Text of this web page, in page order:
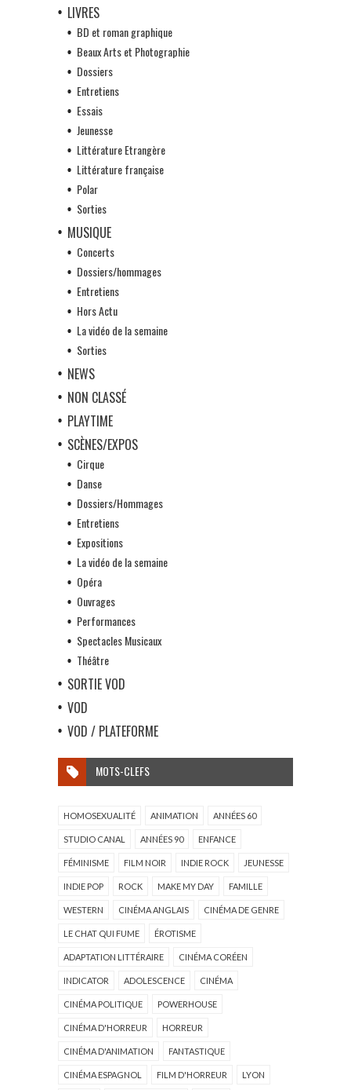
LIVRES
BD et roman graphique
Beaux Arts et Photographie
Dossiers
Entretiens
Essais
Jeunesse
Littérature Etrangère
Littérature française
Polar
Sorties
MUSIQUE
Concerts
Dossiers/hommages
Entretiens
Hors Actu
La vidéo de la semaine
Sorties
NEWS
NON CLASSÉ
PLAYTIME
SCÈNES/EXPOS
Cirque
Danse
Dossiers/Hommages
Entretiens
Expositions
La vidéo de la semaine
Opéra
Ouvrages
Performances
Spectacles Musicaux
Théâtre
SORTIE VOD
VOD
VOD / PLATEFORME
MOTS-CLEFS
HOMOSEXUALITÉ ANIMATION ANNÉES 60
STUDIO CANAL ANNÉES 90 ENFANCE
FÉMINISME FILM NOIR INDIE ROCK JEUNESSE
INDIE POP ROCK MAKE MY DAY FAMILLE
WESTERN CINÉMA ANGLAIS CINÉMA DE GENRE
LE CHAT QUI FUME ÉROTISME
ADAPTATION LITTÉRAIRE CINÉMA CORÉEN
INDICATOR ADOLESCENCE CINÉMA
CINÉMA POLITIQUE POWERHOUSE
CINÉMA D'HORREUR HORREUR
CINÉMA D'ANIMATION FANTASTIQUE
CINÉMA ESPAGNOL FILM D'HORREUR LYON